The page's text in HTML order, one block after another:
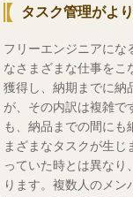
タスク管理がよ
フリーエンジニアにな
なさまざまな仕事をこ
獲得し、納期までに納
が、その内訳は複雑で
も、納品までの間にも
まざまなタスクが生
っていた時とは異なり
ります。複数人のメ